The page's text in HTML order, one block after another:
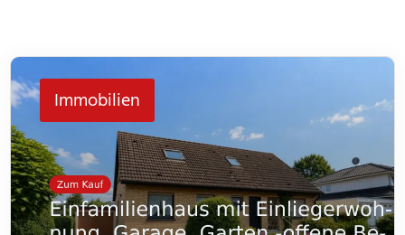
Immobilien